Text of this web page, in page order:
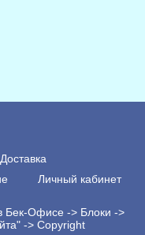
Доставка
Личный кабинет
Бек-Офисе -> Блоки ->
-> Copyright